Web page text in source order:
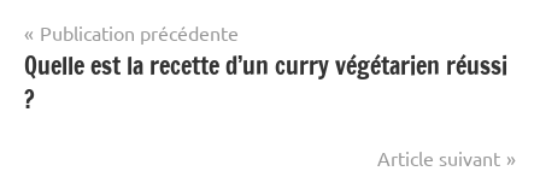
Navigation
de
l’article
Publication précédente
Quelle est la recette d’un curry végétarien réussi
?
Article suivant